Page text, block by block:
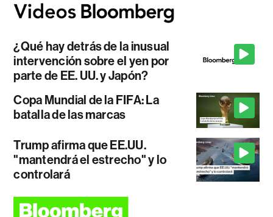
¿Qué hay detrás de la inusual
intervención sobre el yen por
parte de EE. UU. y Japón?
Copa Mundial de la FIFA: La
batalla de las marcas
Trump afirma que EE.UU.
"mantendrá el estrecho" y lo
controlará